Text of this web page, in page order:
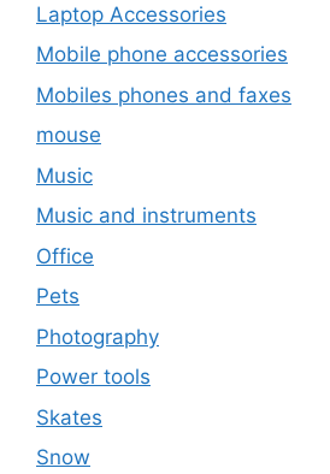
Laptop Accessories
Mobile phone accessories
Mobiles phones and faxes
mouse
Music
Music and instruments
Office
Pets
Photography
Power tools
Skates
Snow